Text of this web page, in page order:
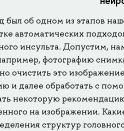
был об одном из этапов
автоматических
инсульта. Допустим,
фотографию
очистить это
и далее обработать с
некоторую
на изображении.
структур